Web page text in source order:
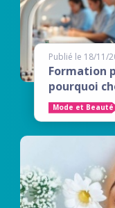
Publié le 18/11/
Formation
pourquoi
Mode et Beauté